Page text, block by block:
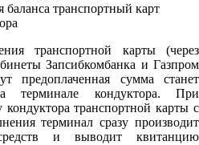
транспортной карты (через
Запсибкомбанка и Газпром
предоплаченная сумма станет
терминале кондуктора. При
транспортной карты с
терминал сразу производит
и выводит квитанцию